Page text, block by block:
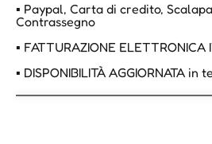
▪ Paypal, Carta di credito,
Contrassegno
▪ FATTURAZIONE ELETTRONICA
▪ DISPONIBILITÀ AGGIORNATA in